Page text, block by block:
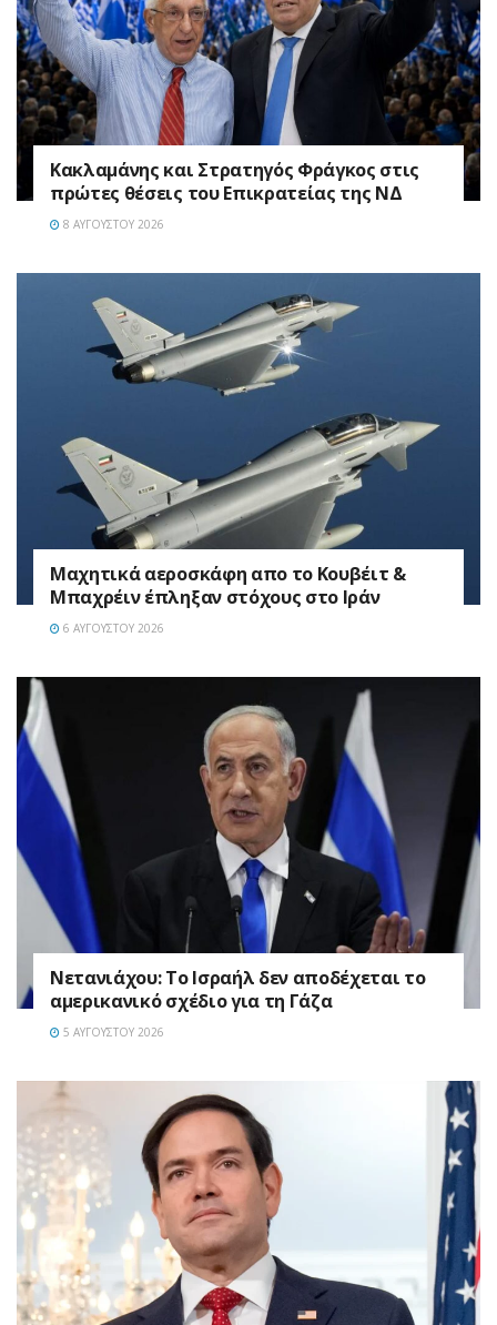
Κακλαμάνης και Στρατηγός Φράγκος στις
πρώτες θέσεις του Επικρατείας της ΝΔ
8 ΑΥΓΟΎΣΤΟΥ 2026
Mαχητικά αεροσκάφη απο το Κουβέιτ &
Μπαχρέιν έπληξαν στόχους στο Ιράν
6 ΑΥΓΟΎΣΤΟΥ 2026
Νετανιάχου: Το Ισραήλ δεν αποδέχεται το
αμερικανικό σχέδιο για τη Γάζα
5 ΑΥΓΟΎΣΤΟΥ 2026